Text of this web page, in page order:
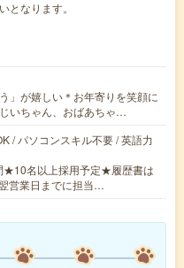
となります。
」が嬉しい＊お年寄りを笑顔に
いちゃん、おばあちゃ…
/ パソコンスキル不要 / 英語力
★10名以上採用予定★履歴書は
営業日までに担当…